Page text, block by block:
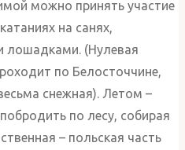
можно принять участие
на санях,
лошадками. (Нулевая
по Белосточчине,
снежная). Летом –
по лесу, собирая
– польская часть